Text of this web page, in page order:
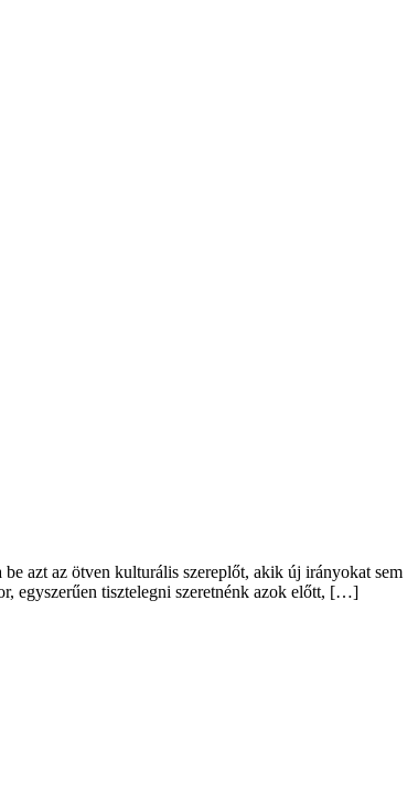
azt az ötven kulturális szereplőt, akik új irányokat sem
egyszerűen tisztelegni szeretnénk azok előtt, […]